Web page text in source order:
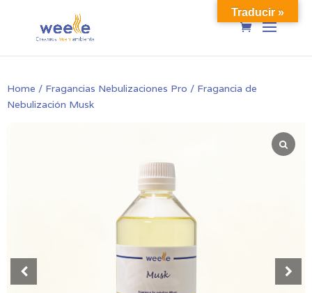
Home / Fragancias Nebulizaciones Pro / Fragancia de
Nebulización Musk
Traducir »